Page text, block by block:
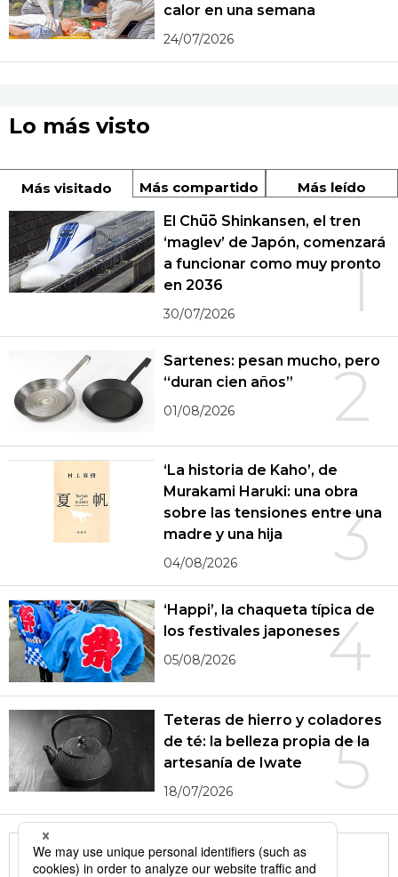
calor en una semana
24/07/2026
Lo más visto
Más visitado Más compartido Más leído
1
El Chūō Shinkansen, el tren
‘maglev’ de Japón, comenzará
a funcionar como muy pronto
en 2036
30/07/2026
2
Sartenes: pesan mucho, pero
“duran cien años”
01/08/2026
3
‘La historia de Kaho’, de
Murakami Haruki: una obra
sobre las tensiones entre una
madre y una hija
04/08/2026
4
‘Happi’, la chaqueta típica de
los festivales japoneses
05/08/2026
5
Teteras de hierro y coladores
de té: la belleza propia de la
artesanía de Iwate
18/07/2026
More in this series